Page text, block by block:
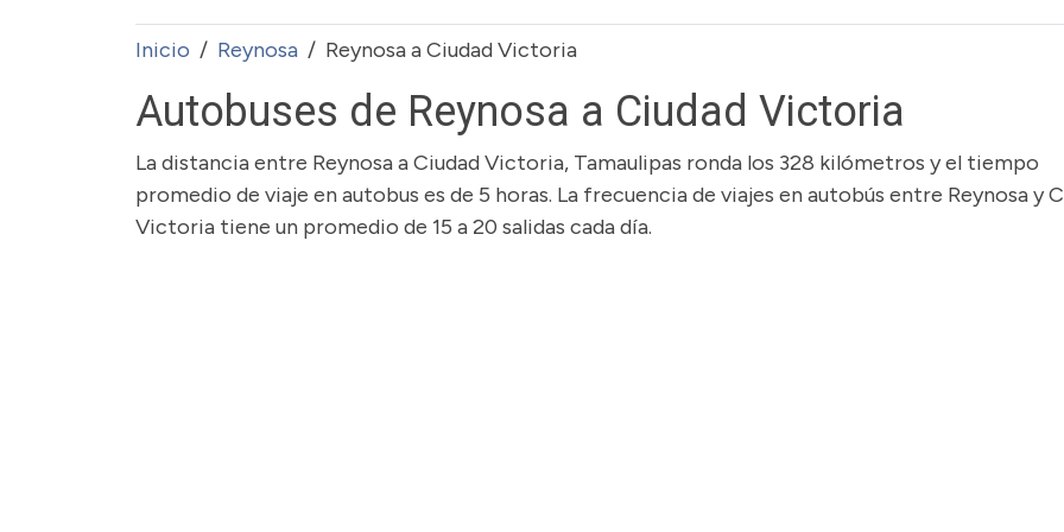
Inicio Reynosa Reynosa a Ciudad Victoria
Autobuses de Reynosa a Ciudad Victoria
La distancia entre Reynosa a Ciudad Victoria, Tamaulipas ronda los 328 kilómetros y el tiempo
promedio de viaje en autobus es de 5 horas. La frecuencia de viajes en autobús entre Reynosa y
Victoria tiene un promedio de 15 a 20 salidas cada día.